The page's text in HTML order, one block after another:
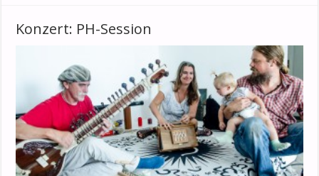
Konzert: PH-Session